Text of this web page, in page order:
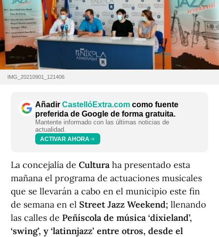
IMG_20210901_121406
Añadir CastellóExtra.com como fuente
preferida de Google de forma gratuita.
Mantente informado con las últimas noticias de
actualidad.
ACTIVAR AHORA
La concejalía de Cultura ha presentado esta
mañana el programa de actuaciones musicales
que se llevarán a cabo en el municipio este fin
de semana en el Street Jazz Weekend; llenando
las calles de Peñíscola de música ‘dixieland’,
‘swing’, y ‘latinnjazz’ entre otros, desde el